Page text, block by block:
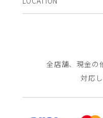
全店舗、現金の
対応